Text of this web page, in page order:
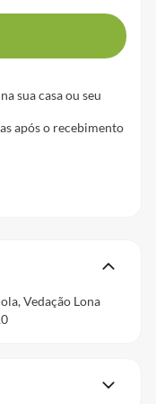
sua casa ou seu
após o recebimento
Vedação Lona